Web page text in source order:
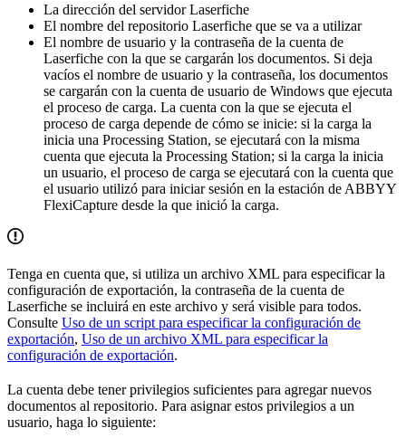
La dirección del servidor Laserfiche
El nombre del repositorio Laserfiche que se va a utilizar
El nombre de usuario y la contraseña de la cuenta de
Laserfiche con la que se cargarán los documentos. Si deja
vacíos el nombre de usuario y la contraseña, los documentos
se cargarán con la cuenta de usuario de Windows que ejecuta
el proceso de carga. La cuenta con la que se ejecuta el
proceso de carga depende de cómo se inicie: si la carga la
inicia una Processing Station, se ejecutará con la misma
cuenta que ejecuta la Processing Station; si la carga la inicia
un usuario, el proceso de carga se ejecutará con la cuenta que
el usuario utilizó para iniciar sesión en la estación de ABBYY
FlexiCapture desde la que inició la carga.
Tenga en cuenta que, si utiliza un archivo XML para especificar la
configuración de exportación, la contraseña de la cuenta de
Laserfiche se incluirá en este archivo y será visible para todos.
Consulte Uso de un script para especificar la configuración de
exportación, Uso de un archivo XML para especificar la
configuración de exportación.
La cuenta debe tener privilegios suficientes para agregar nuevos
documentos al repositorio. Para asignar estos privilegios a un
usuario, haga lo siguiente: